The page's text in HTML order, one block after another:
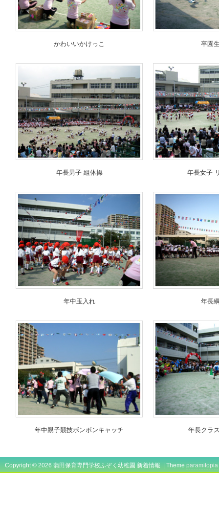
かわいいかけっこ 卒園
年長男子 組体操 年長女子
年中玉入れ 年長
年中親子競技ボンボンキャッチ 年長クラ
Copyright © 2026 蒲田保育専門学校ふぞく幼稚園 新着情報 | Theme paramitopia